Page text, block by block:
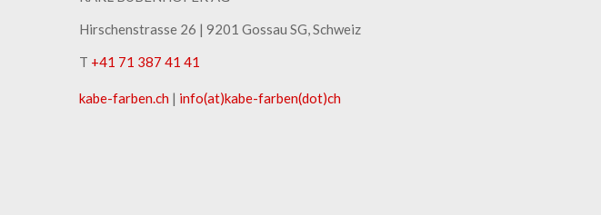
Hirschenstrasse 26 | ​9201 Gossau SG, Schweiz
T +41 71 387 41 41
kabe-​farben.ch | info(at)kabe-​farben(dot)ch